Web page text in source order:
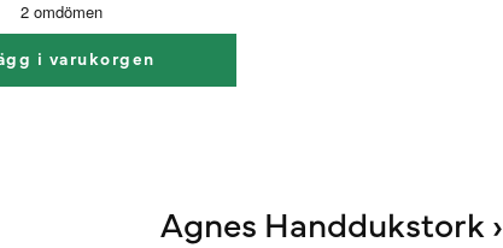
i varukorgen
Agnes Handdukstork ›